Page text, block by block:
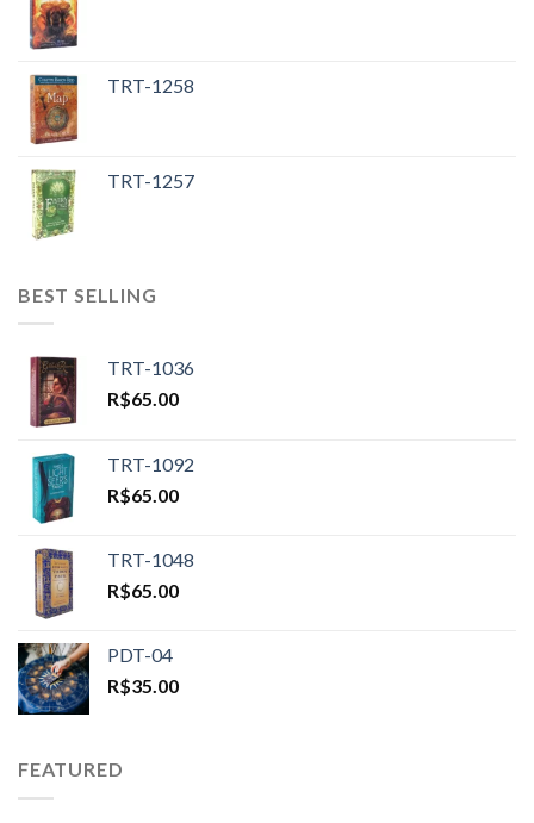
TRT-1258
TRT-1257
BEST SELLING
TRT-1036
R$65.00
TRT-1092
R$65.00
TRT-1048
R$65.00
PDT-04
R$35.00
FEATURED